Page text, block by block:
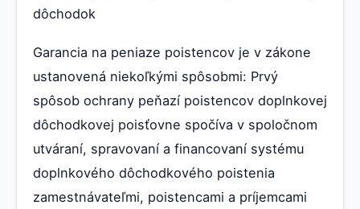
dôchodok
Garancia na peniaze poistencov je v zákone
ustanovená niekoľkými spôsobmi: Prvý
spôsob ochrany peňazí poistencov doplnkovej
dôchodkovej poisťovne spočíva v spoločnom
utváraní, spravovaní a financovaní systému
doplnkového dôchodkového poistenia
zamestnávateľmi, poistencami a príjemcami